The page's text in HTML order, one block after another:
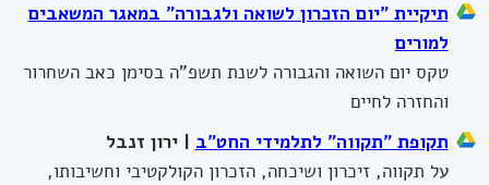
תיקיית "יום הזכרון לשואה ולגבורה" במאגר המשאבים
למורים
טקס יום השואה והגבורה לשנת תשפ"ה בסימן כאב השחרור
והחזרה לחיים
תקופת "תקווה" לתלמידי החט"ב | ירון זנבל
על תקווה, זיכרון ושיכחה, הזכרון הקולקטיבי וחשיבותו,